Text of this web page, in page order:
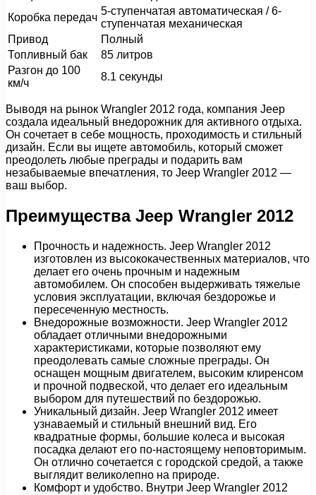
Коробка передач
5-ступенчатая автоматическая / 6-
ступенчатая механическая
Привод
Полный
Топливный бак
85 литров
Разгон до 100
км/ч
8.1 секунды
Выводя на рынок Wrangler 2012 года, компания Jeep
создала идеальный внедорожник для активного отдыха.
Он сочетает в себе мощность, проходимость и стильный
дизайн. Если вы ищете автомобиль, который сможет
преодолеть любые преграды и подарить вам
незабываемые впечатления, то Jeep Wrangler 2012 —
ваш выбор.
Преимущества Jeep Wrangler 2012
Прочность и надежность. Jeep Wrangler 2012
изготовлен из высококачественных материалов, что
делает его очень прочным и надежным
автомобилем. Он способен выдерживать тяжелые
условия эксплуатации, включая бездорожье и
пересеченную местность.
Внедорожные возможности. Jeep Wrangler 2012
обладает отличными внедорожными
характеристиками, которые позволяют ему
преодолевать самые сложные преграды. Он
оснащен мощным двигателем, высоким клиренсом
и прочной подвеской, что делает его идеальным
выбором для путешествий по бездорожью.
Уникальный дизайн. Jeep Wrangler 2012 имеет
узнаваемый и стильный внешний вид. Его
квадратные формы, большие колеса и высокая
посадка делают его по-настоящему неповторимым.
Он отлично сочетается с городской средой, а также
выглядит великолепно на природе.
Комфорт и удобство. Внутри Jeep Wrangler 2012